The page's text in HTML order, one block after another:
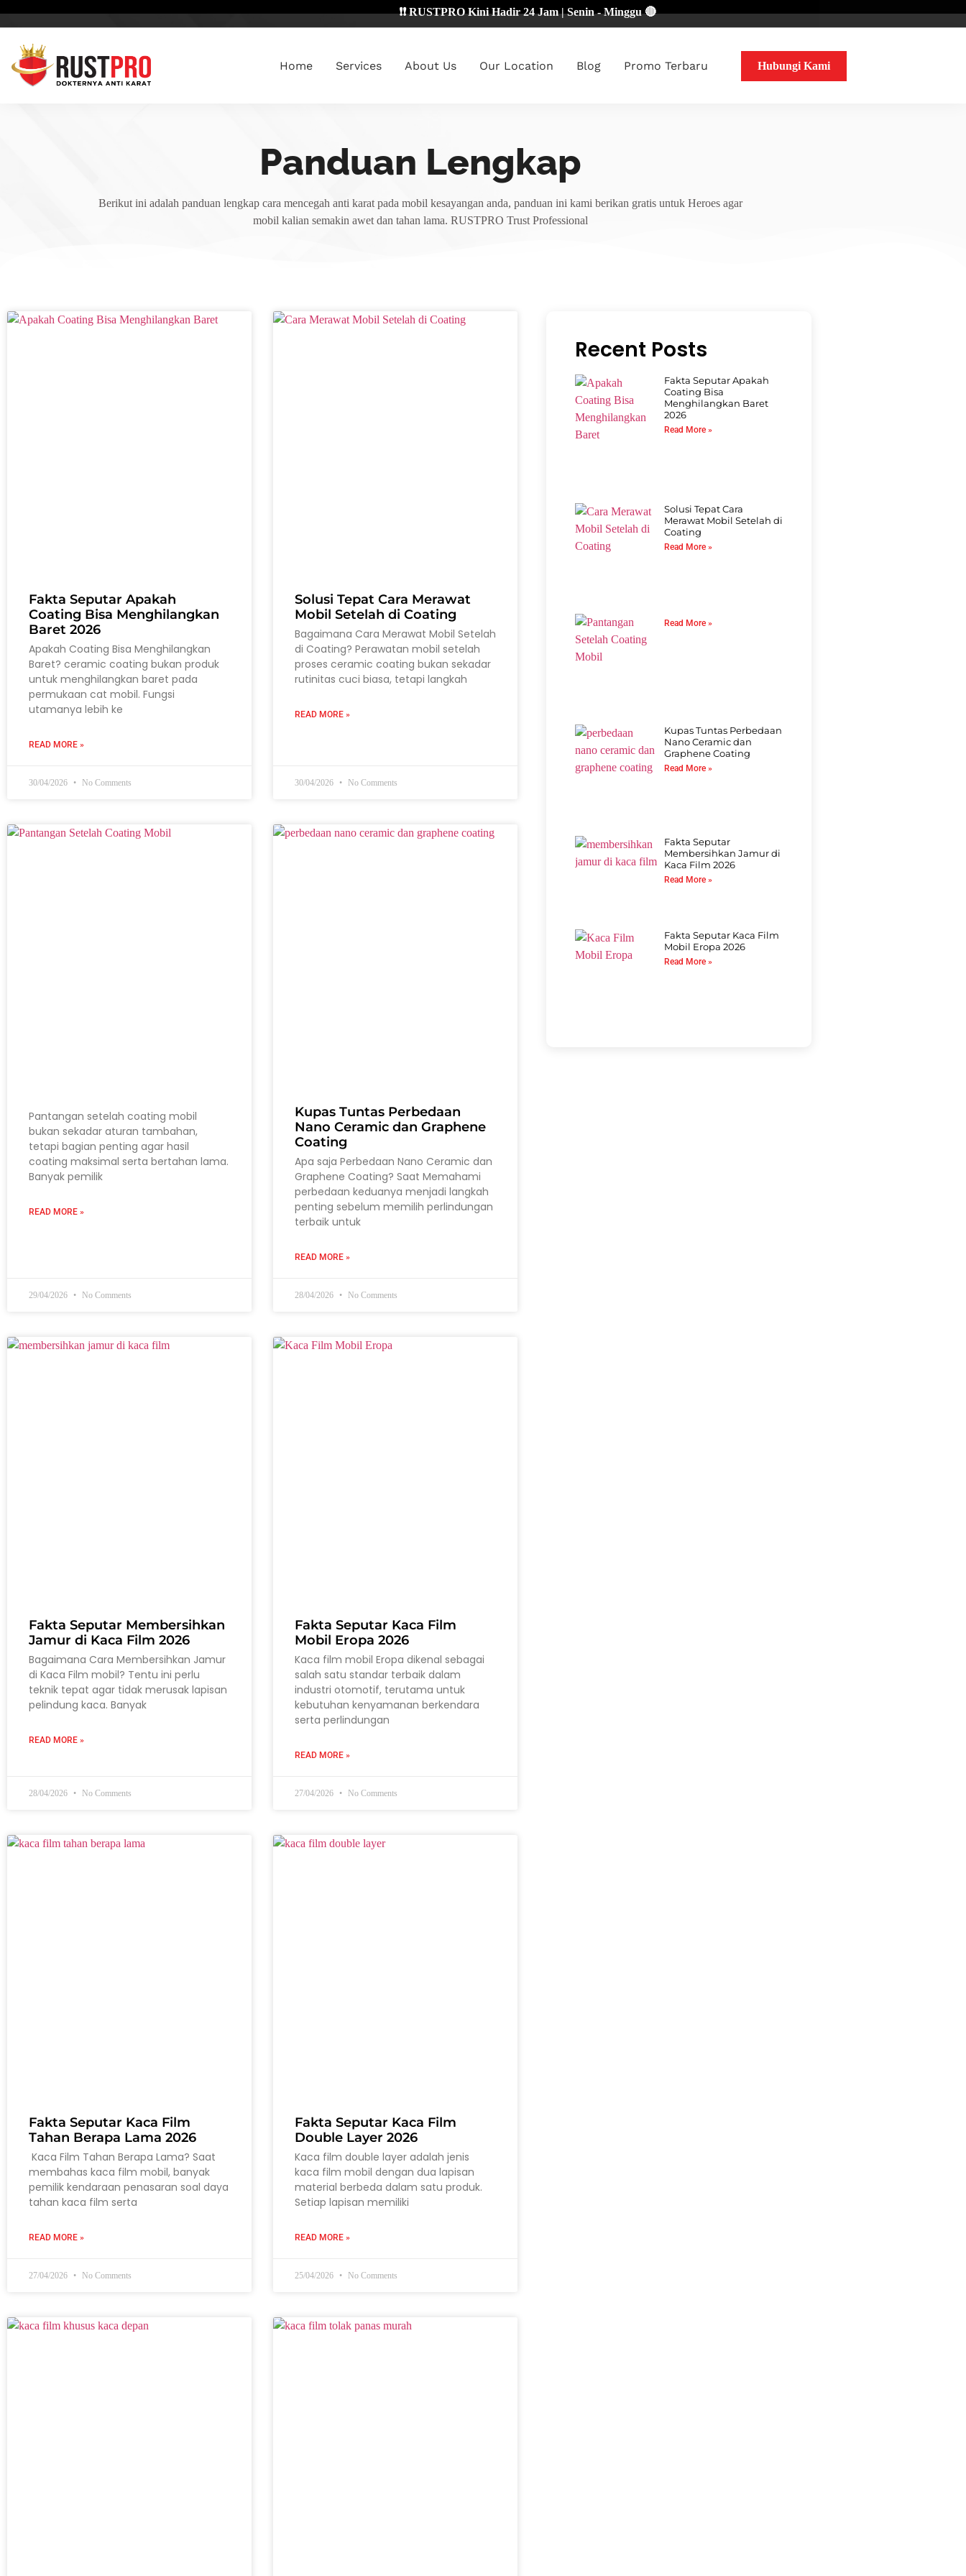
❗❗ RUSTPRO Kini Hadir 24 Jam | Senin - Minggu 🔴
Home Services About Us Our Location Blog Promo Terbaru Hubungi Kami
Panduan Lengkap
Berikut ini adalah panduan lengkap cara mencegah anti karat pada mobil kesayangan anda, panduan ini kami berikan gratis untuk Heroes agar
mobil kalian semakin awet dan tahan lama. RUSTPRO Trust Professional
Fakta Seputar Apakah
Coating Bisa Menghilangkan
Baret 2026
Apakah Coating Bisa Menghilangkan
Baret? ceramic coating bukan produk
untuk menghilangkan baret pada
permukaan cat mobil. Fungsi
utamanya lebih ke
READ MORE »
30/04/2026 No Comments
Solusi Tepat Cara Merawat
Mobil Setelah di Coating
Bagaimana Cara Merawat Mobil Setelah
di Coating? Perawatan mobil setelah
proses ceramic coating bukan sekadar
rutinitas cuci biasa, tetapi langkah
READ MORE »
30/04/2026 No Comments
Pantangan setelah coating mobil
bukan sekadar aturan tambahan,
tetapi bagian penting agar hasil
coating maksimal serta bertahan lama.
Banyak pemilik
READ MORE »
29/04/2026 No Comments
Kupas Tuntas Perbedaan
Nano Ceramic dan Graphene
Coating
Apa saja Perbedaan Nano Ceramic dan
Graphene Coating? Saat Memahami
perbedaan keduanya menjadi langkah
penting sebelum memilih perlindungan
terbaik untuk
READ MORE »
28/04/2026 No Comments
Fakta Seputar Membersihkan
Jamur di Kaca Film 2026
Bagaimana Cara Membersihkan Jamur
di Kaca Film mobil? Tentu ini perlu
teknik tepat agar tidak merusak lapisan
pelindung kaca. Banyak
READ MORE »
28/04/2026 No Comments
Fakta Seputar Kaca Film
Mobil Eropa 2026
Kaca film mobil Eropa dikenal sebagai
salah satu standar terbaik dalam
industri otomotif, terutama untuk
kebutuhan kenyamanan berkendara
serta perlindungan
READ MORE »
27/04/2026 No Comments
Fakta Seputar Kaca Film
Tahan Berapa Lama 2026
Kaca Film Tahan Berapa Lama? Saat
membahas kaca film mobil, banyak
pemilik kendaraan penasaran soal daya
tahan kaca film serta
READ MORE »
27/04/2026 No Comments
Fakta Seputar Kaca Film
Double Layer 2026
Kaca film double layer adalah jenis
kaca film mobil dengan dua lapisan
material berbeda dalam satu produk.
Setiap lapisan memiliki
READ MORE »
25/04/2026 No Comments
Recent Posts
Fakta Seputar Apakah
Coating Bisa
Menghilangkan Baret
2026
Read More »
Solusi Tepat Cara
Merawat Mobil Setelah di
Coating
Read More »
Read More »
Kupas Tuntas Perbedaan
Nano Ceramic dan
Graphene Coating
Read More »
Fakta Seputar
Membersihkan Jamur di
Kaca Film 2026
Read More »
Fakta Seputar Kaca Film
Mobil Eropa 2026
Read More »